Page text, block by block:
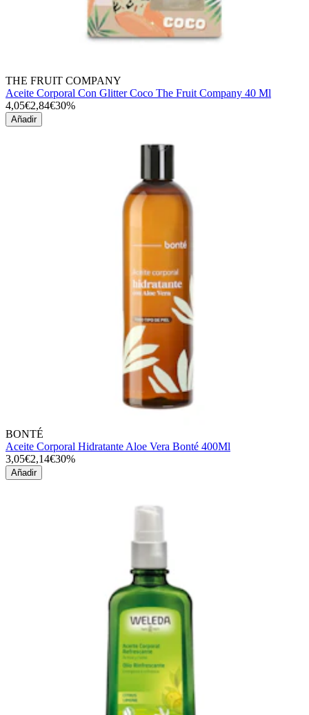
THE FRUIT COMPANY
Aceite Corporal Con Glitter Coco The Fruit Company 40 Ml
4,05€2,84€30%
Añadir
BONTÉ
Aceite Corporal Hidratante Aloe Vera Bonté 400Ml
3,05€2,14€30%
Añadir